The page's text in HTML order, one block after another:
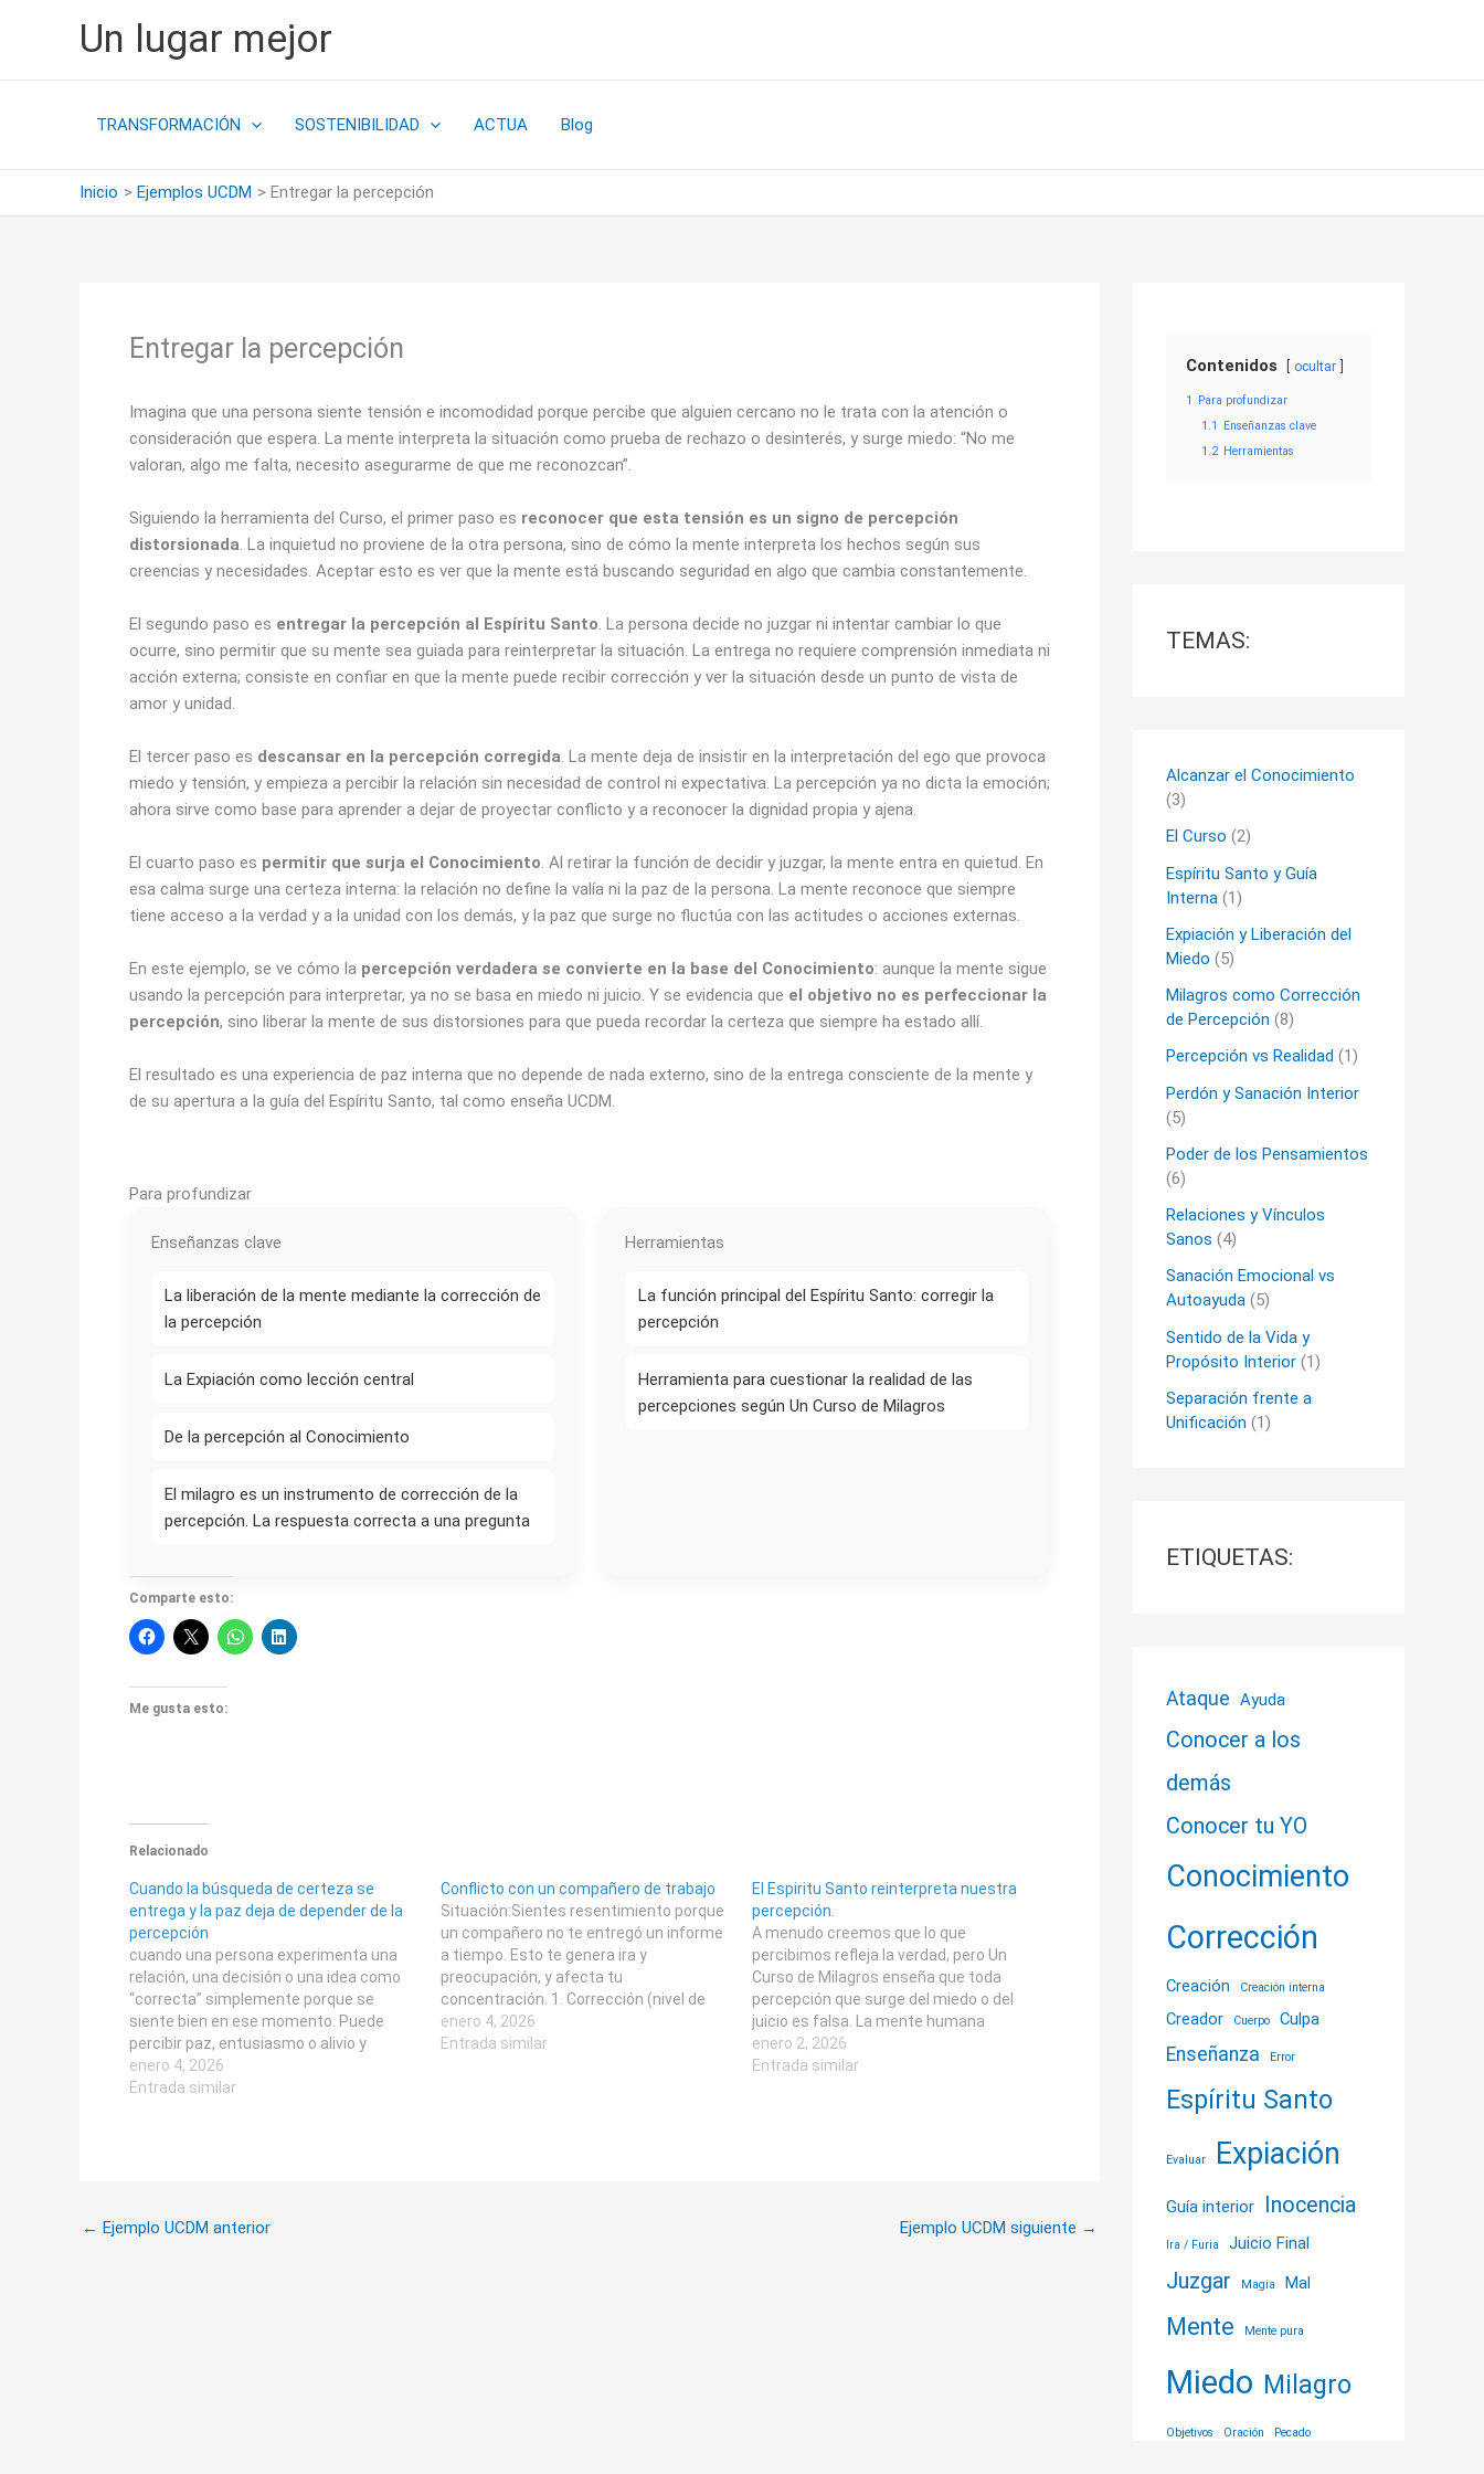
Un lugar mejor
TRANSFORMACIÓN SOSTENIBILIDAD ACTUA Blog
Inicio Ejemplos UCDM Entregar la percepción
Entregar la percepción
Imagina que una persona siente tensión e incomodidad porque percibe que alguien cercano no le trata con la atención o
consideración que espera. La mente interpreta la situación como prueba de rechazo o desinterés, y surge miedo: “No me
valoran, algo me falta, necesito asegurarme de que me reconozcan”.
Siguiendo la herramienta del Curso, el primer paso es reconocer que esta tensión es un signo de percepción
distorsionada. La inquietud no proviene de la otra persona, sino de cómo la mente interpreta los hechos según sus
creencias y necesidades. Aceptar esto es ver que la mente está buscando seguridad en algo que cambia constantemente.
El segundo paso es entregar la percepción al Espíritu Santo. La persona decide no juzgar ni intentar cambiar lo que
ocurre, sino permitir que su mente sea guiada para reinterpretar la situación. La entrega no requiere comprensión inmediata ni
acción externa; consiste en confiar en que la mente puede recibir corrección y ver la situación desde un punto de vista de
amor y unidad.
El tercer paso es descansar en la percepción corregida. La mente deja de insistir en la interpretación del ego que provoca
miedo y tensión, y empieza a percibir la relación sin necesidad de control ni expectativa. La percepción ya no dicta la emoción;
ahora sirve como base para aprender a dejar de proyectar conflicto y a reconocer la dignidad propia y ajena.
El cuarto paso es permitir que surja el Conocimiento. Al retirar la función de decidir y juzgar, la mente entra en quietud. En
esa calma surge una certeza interna: la relación no define la valía ni la paz de la persona. La mente reconoce que siempre
tiene acceso a la verdad y a la unidad con los demás, y la paz que surge no fluctúa con las actitudes o acciones externas.
En este ejemplo, se ve cómo la percepción verdadera se convierte en la base del Conocimiento: aunque la mente sigue
usando la percepción para interpretar, ya no se basa en miedo ni juicio. Y se evidencia que el objetivo no es perfeccionar la
percepción, sino liberar la mente de sus distorsiones para que pueda recordar la certeza que siempre ha estado allí.
El resultado es una experiencia de paz interna que no depende de nada externo, sino de la entrega consciente de la mente y
de su apertura a la guía del Espíritu Santo, tal como enseña UCDM.
Para profundizar
Enseñanzas clave
La liberación de la mente mediante la corrección de
la percepción
La Expiación como lección central
De la percepción al Conocimiento
El milagro es un instrumento de corrección de la
percepción. La respuesta correcta a una pregunta
Herramientas
La función principal del Espíritu Santo: corregir la
percepción
Herramienta para cuestionar la realidad de las
percepciones según Un Curso de Milagros
Comparte esto:
Me gusta esto:
Relacionado
Cuando la búsqueda de certeza se
entrega y la paz deja de depender de la
percepción
cuando una persona experimenta una
relación, una decisión o una idea como
“correcta” simplemente porque se
siente bien en ese momento. Puede
percibir paz, entusiasmo o alivio y
concluir que ha encontrado “la verdad”
sobre lo que le conviene, sobre quién es
enero 4, 2026
Entrada similar
Conflicto con un compañero de trabajo
Situación:Sientes resentimiento porque
un compañero no te entregó un informe
a tiempo. Esto te genera ira y
preocupación, y afecta tu
concentración. 1. Corrección (nivel de
mente) Qué pasa: Te das cuenta de que
tu ira surge de tus propios
enero 4, 2026
Entrada similar
El Espiritu Santo reinterpreta nuestra
percepción.
A menudo creemos que lo que
percibimos refleja la verdad, pero Un
Curso de Milagros enseña que toda
percepción que surge del miedo o del
juicio es falsa. La mente humana
interpreta el mundo desde el ego, viendo
separación, carencia y conflicto, y de
enero 2, 2026
Entrada similar
← Ejemplo UCDM anterior Ejemplo UCDM siguiente →
Contenidos ocultar
1
Para profundizar
1.1
Enseñanzas clave
1.2 Herramientas
TEMAS:
Alcanzar el Conocimiento
(3)
El Curso (2)
Espíritu Santo y Guía
Interna (1)
Expiación y Liberación del
Miedo (5)
Milagros como Corrección
de Percepción (8)
Percepción vs Realidad (1)
Perdón y Sanación Interior
(5)
Poder de los Pensamientos
(6)
Relaciones y Vínculos
Sanos (4)
Sanación Emocional vs
Autoayuda (5)
Sentido de la Vida y
Propósito Interior (1)
Separación frente a
Unificación (1)
ETIQUETAS:
Ataque Ayuda
Conocer a los
demás
Conocer tu YO
Conocimiento
Corrección
Creación Creación interna
Creador Cuerpo Culpa
Enseñanza Error
Espíritu Santo
Evaluar Expiación
Guía interior Inocencia
Ira / Furia Juicio Final
Juzgar Magia Mal
Mente Mente pura
Miedo Milagro
Objetivos Oración Pecado